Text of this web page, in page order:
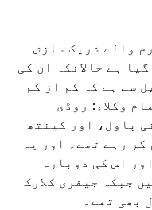
والے شریک سازش
ہے حالانکہ ان کی
سے ہے کہ کم از کم
وکلاء: روڈی
پاول، اور کینتھ
رہے تھے۔ اور یہ
اس کی دوبارہ
جبکہ جیفری کلارک
بھی تھے۔